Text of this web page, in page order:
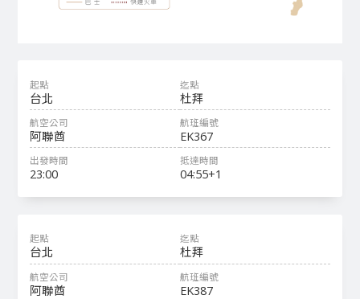
台北 杜拜
阿聯酋 EK367
23:00 04:55+1
台北 杜拜
阿聯酋 EK387